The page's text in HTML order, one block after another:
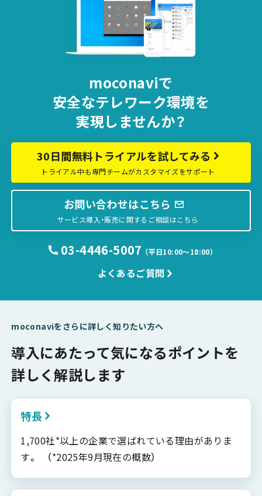
moconaviで
安全なテレワーク環境を
実現しませんか？
30日間無料トライアルを試してみる
トライアル中も専門チームがカスタマイズをサポート
お問い合わせはこちら
サービス導入・販売に関するご相談はこちら
03-4446-5007 （平日10:00〜18:00）
よくあるご質問
moconaviをさらに詳しく知りたい方へ
導入にあたって気になるポイントを
詳しく解説します
特長
1,700社*以上の企業で選ばれている理由がありま
す。 （*2025年9月現在の概数）